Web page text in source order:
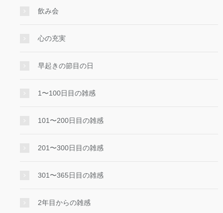
飲み会
心の充実
早起きの節目の日
1〜100日目の雑感
101〜200日目の雑感
201〜300日目の雑感
301〜365日目の雑感
2年目からの雑感